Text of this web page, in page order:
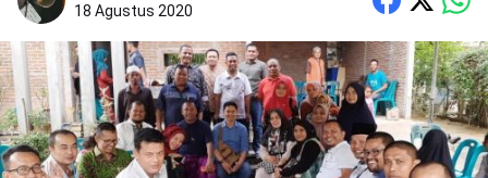
18 Agustus 2020